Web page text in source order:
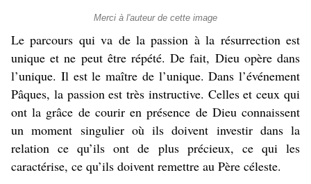
Merci à l'auteur de cette image
Le parcours qui va de la passion à la résurrection est
unique et ne peut être répété. De fait, Dieu opère dans
l’unique. Il est le maître de l’unique. Dans l’événement
Pâques, la passion est très instructive. Celles et ceux qui
ont la grâce de courir en présence de Dieu connaissent
un moment singulier où ils doivent investir dans la
relation ce qu’ils ont de plus précieux, ce qui les
caractérise, ce qu’ils doivent remettre au Père céleste.